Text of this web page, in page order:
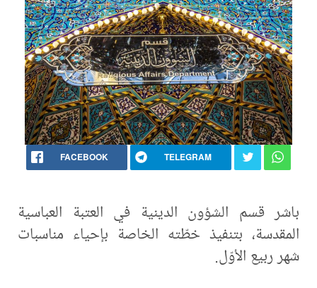
FACEBOOK TELEGRAM
باشر قسم الشؤون الدينية في العتبة العباسية
المقدسة، بتنفيذ خطّته الخاصة بإحياء مناسبات
شهر ربيع الأوّل.